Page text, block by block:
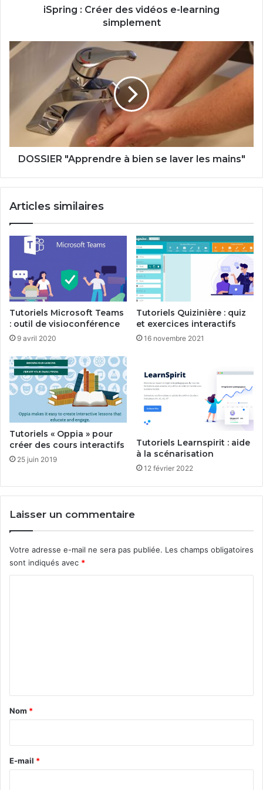
iSpring : Créer des vidéos e-learning
simplement
DOSSIER
"Apprendre
laver
mains"
DOSSIER "Apprendre à bien se laver les mains"
Articles similaires
Tutoriels Microsoft Teams
: outil de visioconférence
9 avril 2020
Tutoriels Quizinière : quiz
et exercices interactifs
16 novembre 2021
Tutoriels « Oppia » pour
créer des cours interactifs
25 juin 2019
Tutoriels Learnspirit : aide
à la scénarisation
12 février 2022
Laisser un commentaire
Votre adresse e-mail ne sera pas publiée. Les champs obligatoires
sont indiqués avec *
a
e
Nom *
E-mail *